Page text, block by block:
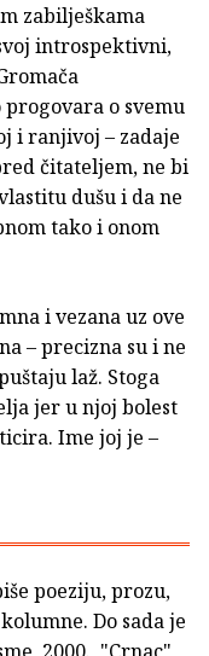
zabilješkama
introspektivni,
o svemu
i ranjivoj – zadaje
čitateljem, ne bi
dušu i da ne
tako i onom
i vezana uz ove
– precizna su i ne
laž. Stoga
jer u njoj bolest
Ime joj je –
poeziju, prozu,
Do sada je